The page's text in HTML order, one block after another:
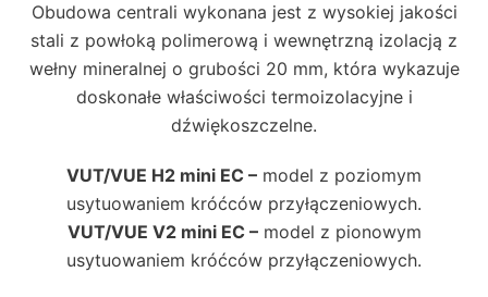
Obudowa centrali wykonana jest z wysokiej jakości
stali z powłoką polimerową i wewnętrzną izolacją z
wełny mineralnej o grubości 20 mm, która wykazuje
doskonałe właściwości termoizolacyjne i
dźwiękoszczelne.
VUT/VUE H2 mini EC – model z poziomym
usytuowaniem króćców przyłączeniowych.
VUT/VUE V2 mini EC –model z pionowym
usytuowaniem króćców przyłączeniowych.